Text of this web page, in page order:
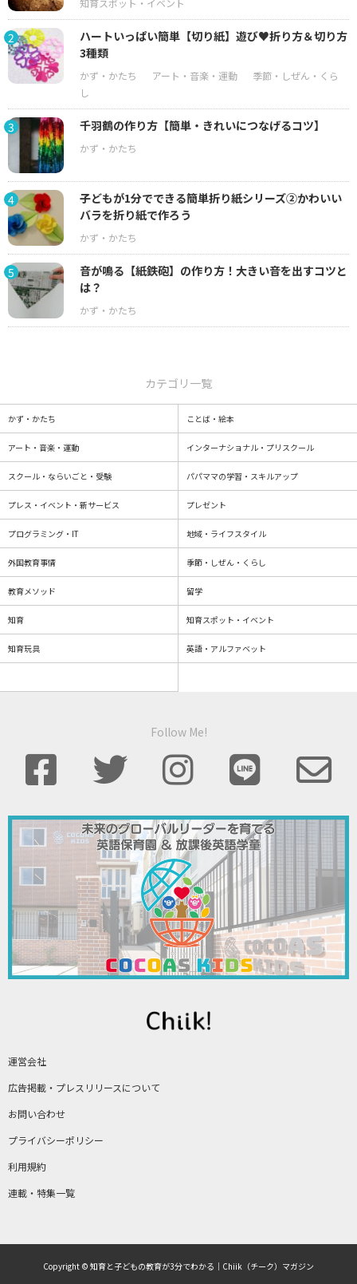
2
ハートいっぱい簡単【切り紙】遊び♥折り方＆切り方
3種類
3 千羽鶴の作り方【簡単・きれいにつなげるコツ】
4
子どもが1分でできる簡単折り紙シリーズ②かわいい
バラを折り紙で作ろう
5
音が鳴る【紙鉄砲】の作り方！大きい音を出すコツと
は？
運営会社
広告掲載・プレスリリースについて
お問い合わせ
プライバシーポリシー
利用規約
連載・特集一覧
カテゴリ一覧
かず・かたち ことば・絵本
アート・音楽・運動 インターナショナル・プリスクール
スクール・ならいごと・受験 パパママの学習・スキルアップ
プレス・イベント・新サービス プレゼント
プログラミング・IT 地域・ライフスタイル
外国教育事情 季節・しぜん・くらし
教育メソッド 留学
知育 知育スポット・イベント
知育玩具 英語・アルファベット
Follow Me!
Copyright © 知育と子どもの教育が3分でわかる｜Chiik（チーク）マガジン